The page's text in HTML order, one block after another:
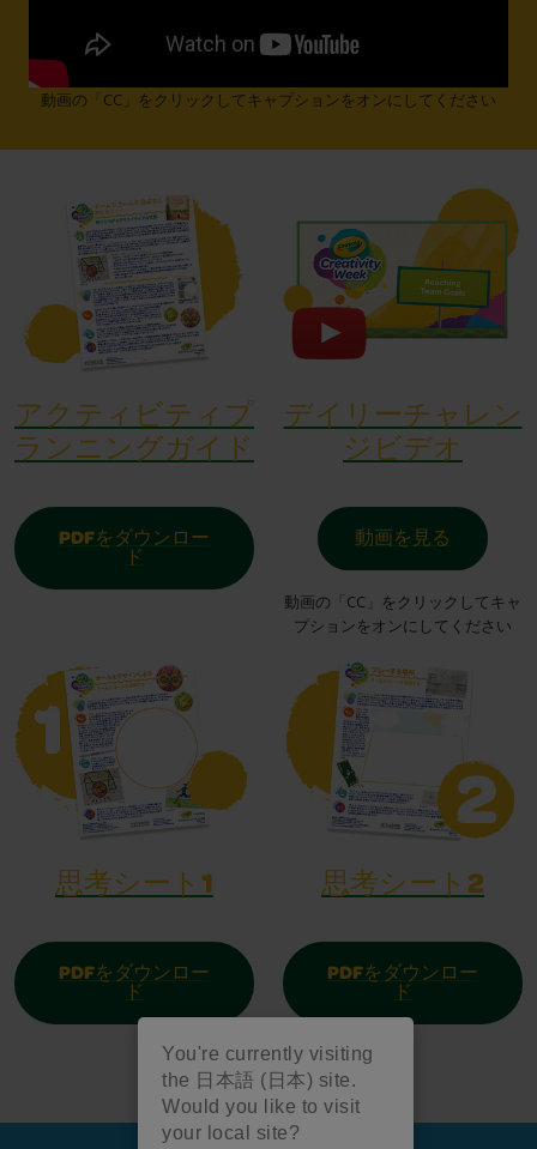
You're currently visiting
the 日本語 (日本) site.
Would you like to visit
your local site?
動画の「CC」をクリックしてキャプションをオンにしてください
アクティビティプ
ランニングガイド
PDFをダウンロー
ド
デイリーチャレン
ジビデオ
動画を見る
動画の「CC」をクリックしてキャ
プションをオンにしてください
思考シート1
PDFをダウンロー
ド
思考シート2
PDFをダウンロー
ド